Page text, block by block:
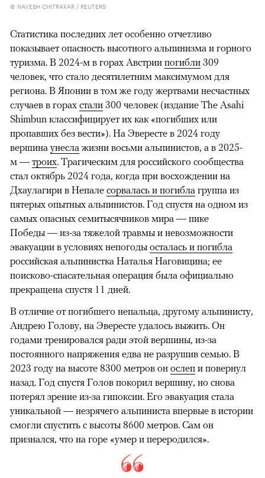
© NAVESH CHITRAKAR / REUTERS
Статистика последних лет особенно отчетливо
показывает опасность высотного альпинизма и горного
туризма. В 2024-м в горах Австрии погибли 309
человек, что стало десятилетним максимумом для
региона. В Японии в том же году жертвами несчастных
случаев в горах стали 300 человек (издание The Asahi
Shimbun классифицирует их как «погибших или
пропавших без вести»). На Эвересте в 2024 году
вершина унесла жизни восьми альпинистов, а в 2025-
м — троих. Трагическим для российского сообщества
стал октябрь 2024 года, когда при восхождении на
Дхаулагири в Непале сорвалась и погибла группа из
пятерых опытных альпинистов. Год спустя на одном из
самых опасных семитысячников мира — пике
Победы — из-за тяжелой травмы и невозможности
эвакуации в условиях непогоды осталась и погибла
российская альпинистка Наталья Наговицина; ее
поисково-спасательная операция была официально
прекращена спустя 11 дней.
В отличие от погибшего непальца, другому альпинисту,
Андрею Голову, на Эвересте удалось выжить. Он
годами тренировался ради этой вершины, из-за
постоянного напряжения едва не разрушив семью. В
2023 году на высоте 8300 метров он ослеп и повернул
назад. Год спустя Голов покорил вершину, но снова
потерял зрение из-за гипоксии. Его эвакуация стала
уникальной — незрячего альпиниста впервые в истории
смогли спустить с высоты 8600 метров. Сам он
признался, что на горе «умер и переродился».